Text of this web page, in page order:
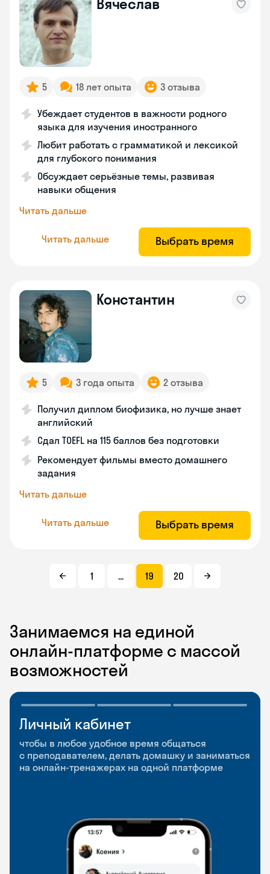
Вячеслав
5 18 лет опыта 3 отзыва
Убеждает студентов в важности родного
языка для изучения иностранного
Любит работать с грамматикой и лексикой
для глубокого понимания
Обсуждает серьёзные темы, развивая
навыки общения
Читать дальше
Читать дальше Выбрать время
Константин
5 3 года опыта 2 отзыва
Получил диплом биофизика, но лучше знает
английский
Сдал TOEFL на 115 баллов без подготовки
Рекомендует фильмы вместо домашнего
задания
Читать дальше
Читать дальше Выбрать время
1 ... 19 20
Занимаемся на единой
онлайн-платформе с массой
возможностей
Личный кабинет
чтобы в любое удобное время общаться
с преподавателем, делать домашку и заниматься
на онлайн-тренажерах на одной платформе
Мобильное
приложение
чтобы заниматься и изучать новые слова где
и когда удобно
Разговорные клубы
и Talks
Групповые занятия для разговорной практики
и индивидуальные встречи с преподавателями